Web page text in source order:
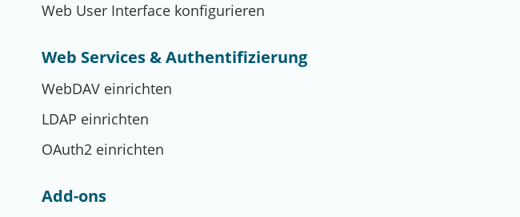
Web User Interface konfigurieren
Web Services & Authentifizierung
WebDAV einrichten
LDAP einrichten
OAuth2 einrichten
Add-ons